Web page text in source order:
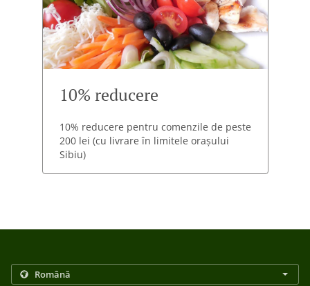
10% reducere
10% reducere pentru comenzile de peste
200 lei (cu livrare în limitele orașului
Sibiu)